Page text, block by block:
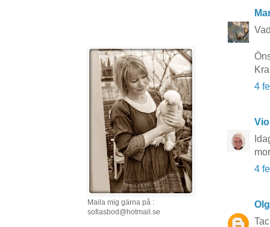
4
4
Maila mig gärna på :
sofiasbod@hotmail.se